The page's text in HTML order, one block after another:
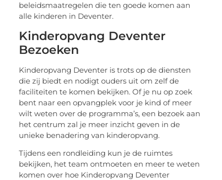
beleidsmaatregelen die ten goede komen aan
alle kinderen in Deventer.
Kinderopvang Deventer
Bezoeken
Kinderopvang Deventer is trots op de diensten
die zij biedt en nodigt ouders uit om zelf de
faciliteiten te komen bekijken. Of je nu op zoek
bent naar een opvangplek voor je kind of meer
wilt weten over de programma’s, een bezoek aan
het centrum zal je meer inzicht geven in de
unieke benadering van kinderopvang.
Tijdens een rondleiding kun je de ruimtes
bekijken, het team ontmoeten en meer te weten
komen over hoe Kinderopvang Deventer